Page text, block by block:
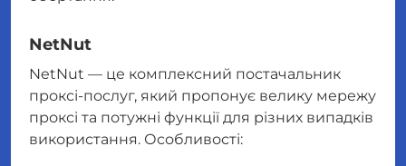
NetNut
NetNut — це комплексний постачальник
проксі-послуг, який пропонує велику мережу
проксі та потужні функції для різних випадків
використання. Особливості: